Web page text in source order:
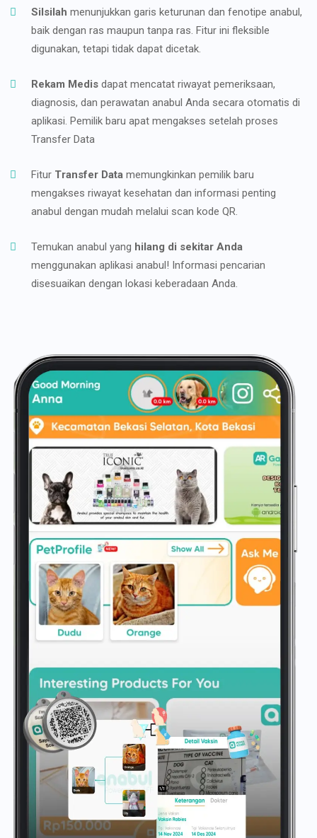
Silsilah menunjukkan garis keturunan dan fenotipe anabul,
baik dengan ras maupun tanpa ras. Fitur ini fleksible
digunakan, tetapi tidak dapat dicetak.
Rekam Medis dapat mencatat riwayat pemeriksaan,
diagnosis, dan perawatan anabul Anda secara otomatis di
aplikasi. Pemilik baru apat mengakses setelah proses
Transfer Data
Fitur Transfer Data memungkinkan pemilik baru
mengakses riwayat kesehatan dan informasi penting
anabul dengan mudah melalui scan kode QR.
Temukan anabul yang hilang di sekitar Anda
menggunakan aplikasi anabul! Informasi pencarian
disesuaikan dengan lokasi keberadaan Anda.